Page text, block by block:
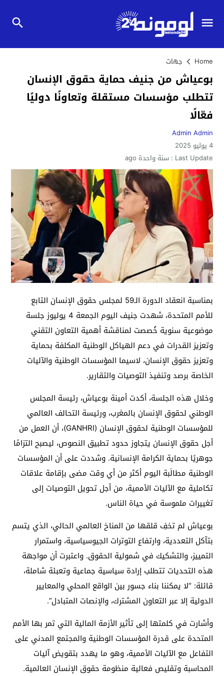
Home جهات
بوعياش من جنيف حماية حقوق الإنسان
تتطلب مؤسسات مستقلة وتعاونًا دوليًا
فعّالًا
Admin Admin
4 يوليو 2025
Last Update : سنة واحدة ago
بمناسبة انعقاد الدورة الـ59 لمجلس حقوق الإنسان التابع
للأمم المتحدة، شهدت جنيف اليوم الجمعة 4 يوليوز جلسة
موضوعية سنوية خُصصت لمناقشة أهمية التعاون التقني
وتعزيز القدرات في دعم الهياكل الوطنية المكلفة بحماية
وتعزيز حقوق الإنسان، لاسيما المؤسسات الوطنية والآليات
الخاصة برصد وتنفيذ التوصيات والتقارير.
وخلال هذه الجلسة، أكدت أمينة بوعياش، رئيسة المجلس
الوطني لحقوق الإنسان بالمغرب، ورئيسة التحالف العالمي
للمؤسسات الوطنية لحقوق الإنسان (GANHRI)، أن العمل من
أجل حقوق الإنسان يتجاوز حدود تطبيق النصوص، ليصبح التزامًا
جوهريًا بحماية الكرامة الإنسانية. وشددت على أن المؤسسات
الوطنية مطالَبة اليوم أكثر من أي وقت مضى بإقامة علاقات
تكاملية مع الآليات الأممية، من أجل تحويل التوصيات إلى
تغييرات ملموسة في حياة الناس.
بوعياش لم تخفِ قلقها من المناخ العالمي الحالي، الذي يتسم
بتآكل التعددية، وارتفاع التوترات الجيوسياسية، واستمرار
التمييز، والتشكيك في شمولية الحقوق. واعتبرت أن مواجهة
هذه التحديات تتطلب إرادة سياسية جماعية وتعبئة شاملة،
قائلة: “لا يمكننا بناء جسور بين الواقع المحلي والمعايير
الدولية إلا عبر التعاون المشترك، والإنصات المتبادل”.
وأشارت في كلمتها إلى تأثير الأزمة المالية التي تمر بها الأمم
المتحدة على قدرة المؤسسات الوطنية والمجتمع المدني على
التفاعل مع الآليات الأممية، وهو ما يهدد بتقويض آليات
المحاسبة وتقليص فعالية منظومة حقوق الإنسان العالمية.